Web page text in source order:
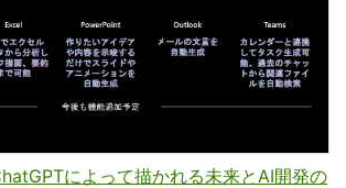
によって描かれる未来とAI開発の